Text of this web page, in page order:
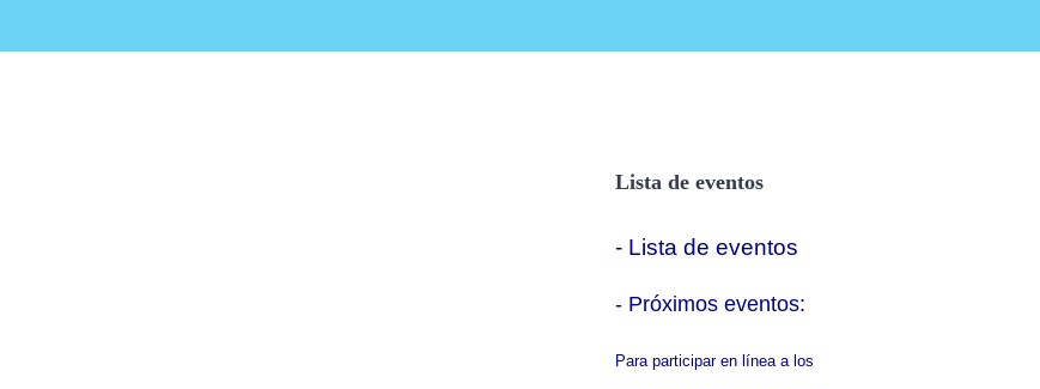
Lista de eventos
- Lista de eventos
- Próximos eventos:
Para participar en línea a los